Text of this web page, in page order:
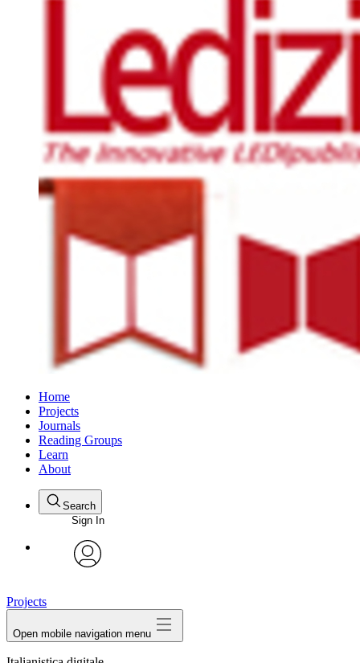
Home
Projects
Journals
Reading Groups
Learn
About
Search
Sign In
Projects
Open mobile navigation menu